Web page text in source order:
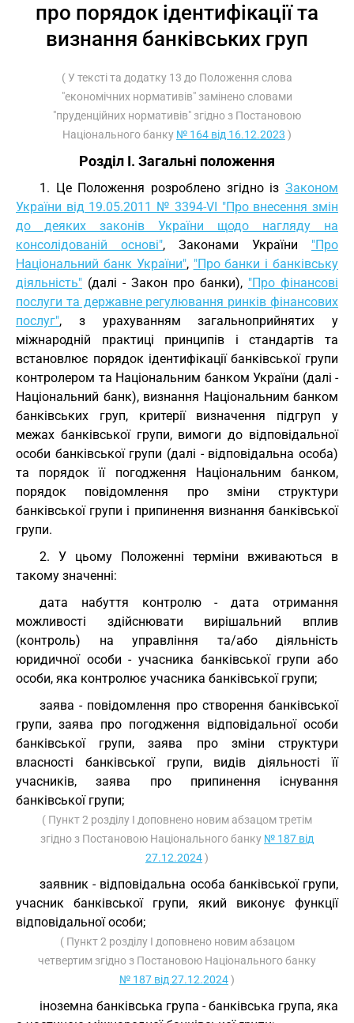
про порядок ідентифікації та
визнання банківських груп
( У тексті та додатку 13 до Положення слова
"економічних нормативів" замінено словами
"пруденційних нормативів" згідно з Постановою
Національного банку № 164 від 16.12.2023 )
Розділ I. Загальні положення
1. Це Положення розроблено згідно із Законом
України від 19.05.2011 № 3394-VI "Про внесення змін
до деяких законів України щодо нагляду на
консолідованій основі", Законами України "Про
Національний банк України", "Про банки і банківську
діяльність" (далі - Закон про банки), "Про фінансові
послуги та державне регулювання ринків фінансових
послуг", з урахуванням загальноприйнятих у
міжнародній практиці принципів і стандартів та
встановлює порядок ідентифікації банківської групи
контролером та Національним банком України (далі -
Національний банк), визнання Національним банком
банківських груп, критерії визначення підгруп у
межах банківської групи, вимоги до відповідальної
особи банківської групи (далі - відповідальна особа)
та порядок її погодження Національним банком,
порядок повідомлення про зміни структури
банківської групи і припинення визнання банківської
групи.
2. У цьому Положенні терміни вживаються в
такому значенні:
дата набуття контролю - дата отримання
можливості здійснювати вирішальний вплив
(контроль) на управління та/або діяльність
юридичної особи - учасника банківської групи або
особи, яка контролює учасника банківської групи;
заява - повідомлення про створення банківської
групи, заява про погодження відповідальної особи
банківської групи, заява про зміни структури
власності банківської групи, видів діяльності її
учасників, заява про припинення існування
банківської групи;
( Пункт 2 розділу I доповнено новим абзацом третім
згідно з Постановою Національного банку № 187 від
27.12.2024)
заявник - відповідальна особа банківської групи,
учасник банківської групи, який виконує функції
відповідальної особи;
( Пункт 2 розділу I доповнено новим абзацом
четвертим згідно з Постановою Національного банку
№ 187 від 27.12.2024)
іноземна банківська група - банківська група, яка